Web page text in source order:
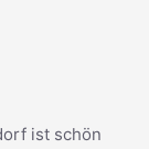
ist schön